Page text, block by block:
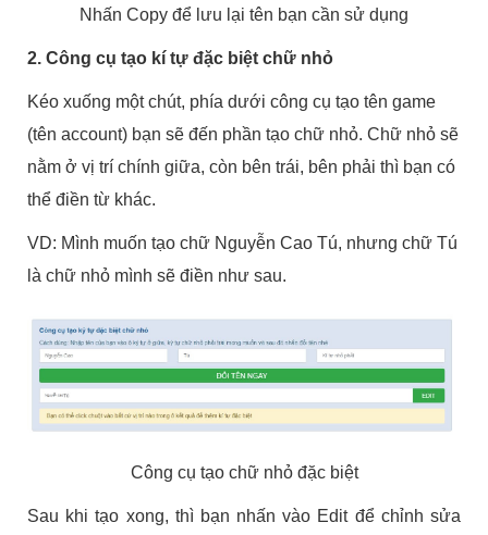
Nhấn Copy để lưu lại tên bạn cần sử dụng
2. Công cụ tạo kí tự đặc biệt chữ nhỏ
Kéo xuống một chút, phía dưới công cụ tạo tên game
(tên account) bạn sẽ đến phần tạo chữ nhỏ. Chữ nhỏ sẽ
nằm ở vị trí chính giữa, còn bên trái, bên phải thì bạn có
thể điền từ khác.
VD: Mình muốn tạo chữ Nguyễn Cao Tú, nhưng chữ Tú
là chữ nhỏ mình sẽ điền như sau.
Công cụ tạo chữ nhỏ đặc biệt
Sau khi tạo xong, thì bạn nhấn vào Edit để chỉnh sửa